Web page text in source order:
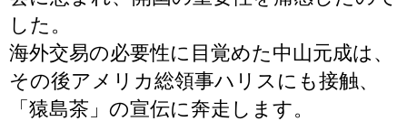
した。
海外交易の必要性に目覚めた中山元成は、
その後アメリカ総領事ハリスにも接触、
「猿島茶」の宣伝に奔走します。